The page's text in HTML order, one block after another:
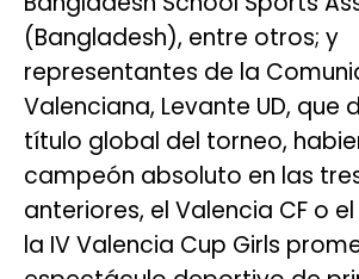
(Bangladesh), entre otros; y
representantes de la
Valenciana, Levante UD, que
título global del torneo,
campeón absoluto en las
anteriores, el Valencia CF o el
la IV Valencia Cup Girls